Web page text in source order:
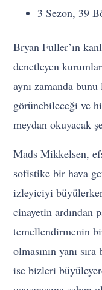
3 Sezon, 39
Bryan Fuller’ın
denetleyen
aynı zamanda
görünebileceği ve
meydan okuyacak
Mads Mikkelsen,
sofistike bir hava
izleyiciyi
cinayetin ardından
temellendirmenin
olmasının yanı
ise bizleri